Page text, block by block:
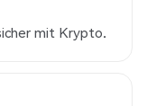
mit Krypto.